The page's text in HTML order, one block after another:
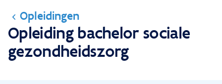
Opleidingen
Opleiding bachelor sociale
gezondheidszorg